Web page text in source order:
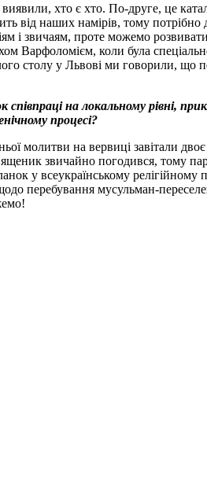
хто є хто. По-друге, це
від наших намірів, тому
звичаям, проте можемо
Варфоломієм, коли була
столу у Львові ми говорили, що
на локальному рівні,
процесі?
молитви на вервиці завітали
звичайно погодився, тому
у всеукраїнському релігійному
перебування мусульман-